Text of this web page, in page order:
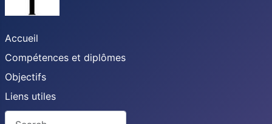
Accueil
Compétences et diplômes
Objectifs
Liens utiles